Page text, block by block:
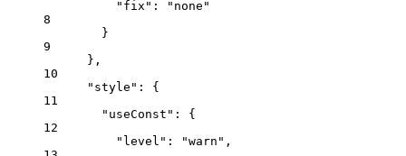
"fix" : " none "
8
}
9
},
10
"style" : {
11
"useConst" : {
12
"level" : "warn " ,